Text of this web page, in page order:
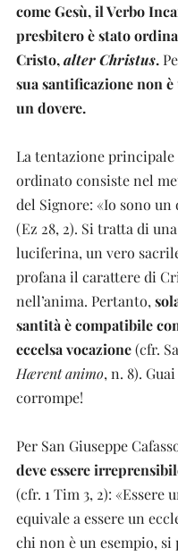
come Gesù, il Verbo
presbitero è stato
Cristo, alter Christus.
sua santificazione non è
un dovere.
La tentazione
ordinato consiste nel
del Signore: «Io sono un
(Ez 28, 2). Si tratta di
luciferina, un vero
profana il carattere di
nell’anima. Pertanto,
santità è compatibile
eccelsa vocazione (cfr.
Hærent animo, n. 8).
corrompe!
Per San Giuseppe
deve essere
(cfr. 1 Tim 3, 2): «Essere
equivale a essere un
chi non è un esempio, si